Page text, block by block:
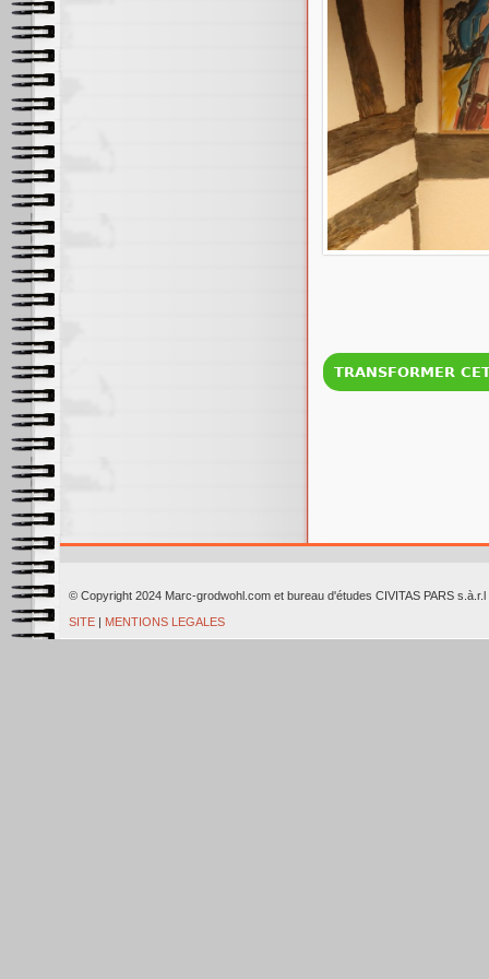
© Copyright 2024 Marc-grodwohl.com et bureau d'études CIVITAS
SITE | MENTIONS LEGALES